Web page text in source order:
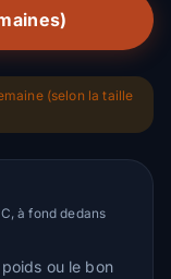
(selon la taille
à fond dedans
ou le bon